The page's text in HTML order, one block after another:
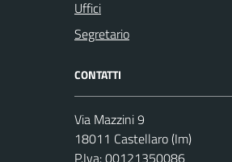
Uffici
Segretario
CONTATTI
Via Mazzini 9
18011 Castellaro (Im)
P.Iva: 00121350086